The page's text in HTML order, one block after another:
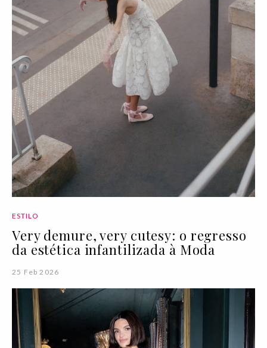
ESTILO
Very demure, very cutesy: o regresso
da estética infantilizada à Moda
25 Feb 2026